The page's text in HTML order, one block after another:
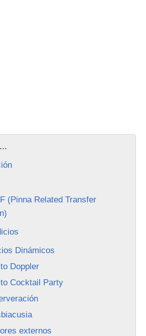
(Pinna Related Transfer
Dinámicos
Doppler
Cocktail Party
externos